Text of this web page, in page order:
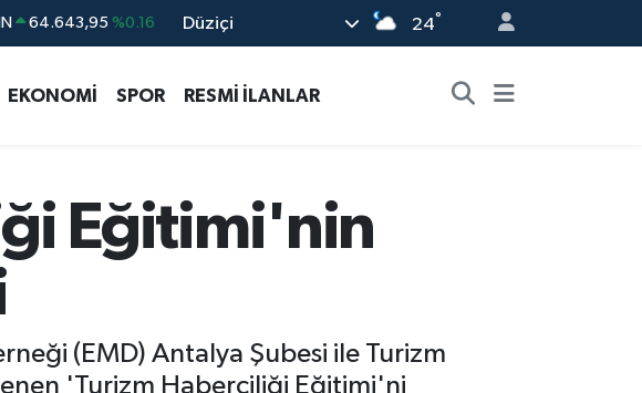
13.799 %70
Düziçi 24°
EKONOMİ SPOR RESMİ İLANLAR
Eğitimi'nin
(EMD) Antalya Şubesi ile Turizm
'Turizm Haberciliği Eğitimi'ni